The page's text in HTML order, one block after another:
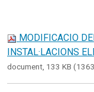
MODIFICACIO
INSTAL·LACIONS
document, 133 KB